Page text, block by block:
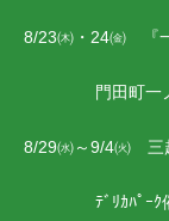
8/23㈭・24㈮ 『
門田町一
8/29㈬～9/4㈫ 三
ﾃﾞﾘｶﾊﾟｰ